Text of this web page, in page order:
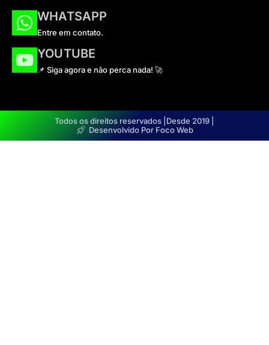
WHATSAPP
Entre em contato.
YOUTUBE
📌 Siga agora e não perca nada! 🚀
Todos os direitos reservados | Desde 2019 |
Desenvolvido Por Foco Web